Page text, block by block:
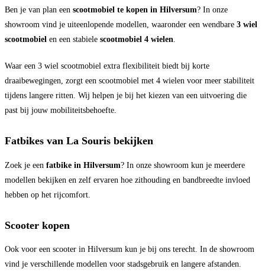
Ben je van plan een scootmobiel te kopen in Hilversum? In onze
showroom vind je uiteenlopende modellen, waaronder een wendbare 3 wiel
scootmobiel en een stabiele scootmobiel 4 wielen.
Waar een 3 wiel scootmobiel extra flexibiliteit biedt bij korte
draaibewegingen, zorgt een scootmobiel met 4 wielen voor meer stabiliteit
tijdens langere ritten. Wij helpen je bij het kiezen van een uitvoering die
past bij jouw mobiliteitsbehoefte.
Fatbikes van La Souris bekijken
Zoek je een fatbike in Hilversum? In onze showroom kun je meerdere
modellen bekijken en zelf ervaren hoe zithouding en bandbreedte invloed
hebben op het rijcomfort.
Scooter kopen
Ook voor een scooter in Hilversum kun je bij ons terecht. In de showroom
vind je verschillende modellen voor stadsgebruik en langere afstanden.